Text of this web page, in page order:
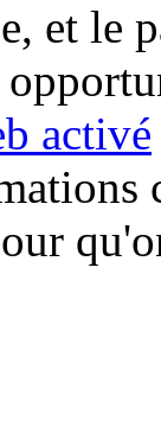
et le
activé